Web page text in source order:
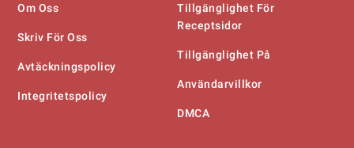
Om Oss
Skriv För Oss
Avtäckningspolicy
Integritetspolicy
Tillgänglighet För
Receptsidor
Tillgänglighet På
Användarvillkor
DMCA